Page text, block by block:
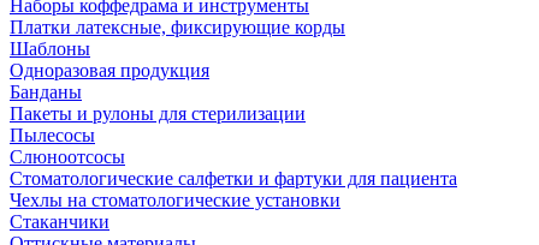
Наборы коффедрама и инструменты
Платки латексные, фиксирующие корды
Шаблоны
Одноразовая продукция
Банданы
Пакеты и рулоны для стерилизации
Пылесосы
Слюноотсосы
Стоматологические салфетки и фартуки для пациента
Чехлы на стоматологические установки
Стаканчики